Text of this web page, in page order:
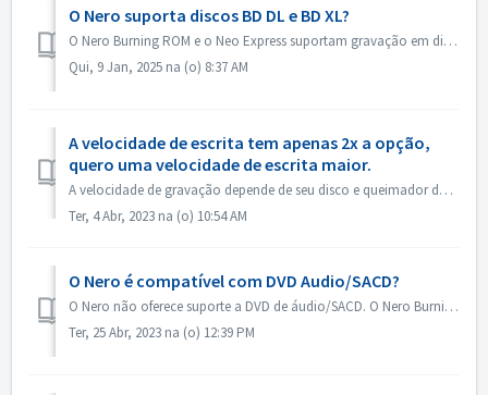
O Nero suporta discos BD DL e BD XL?
O Nero Burning ROM e o Neo Express suportam gravação em discos BD DL (50 GB) e BD XL (100 GB e 128 GB). O Nero Video suporta gravação para BD DL (50GB). Não...
Qui, 9 Jan, 2025 na (o) 8:37 AM
A velocidade de escrita tem apenas 2x a opção,
quero uma velocidade de escrita maior.
A velocidade de gravação depende de seu disco e queimador de disco. Nero Burning ROM detecta automaticamente o queimador de disco e o disco e lista a veloci...
Ter, 4 Abr, 2023 na (o) 10:54 AM
O Nero é compatível com DVD Audio/SACD?
O Nero não oferece suporte a DVD de áudio/SACD. O Nero Burning ROM suporta apenas a gravação de CD de áudio em 44100 hz.
Ter, 25 Abr, 2023 na (o) 12:39 PM